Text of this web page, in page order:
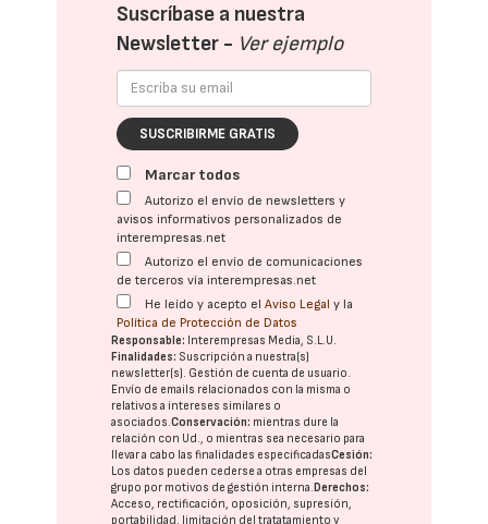
Suscríbase a nuestra
Newsletter - Ver ejemplo
SUSCRIBIRME GRATIS
Marcar todos
Autorizo el envío de newsletters y
avisos informativos personalizados de
interempresas.net
Autorizo el envío de comunicaciones
de terceros vía interempresas.net
He leído y acepto elAviso Legal y la
Política de Protección de Datos
Responsable: Interempresas Media, S.L.U.
Finalidades: Suscripción a nuestra(s)
newsletter(s). Gestión de cuenta de usuario.
Envío de emails relacionados con la misma o
relativos a intereses similares o
asociados.Conservación: mientras dure la
relación con Ud., o mientras sea necesario para
llevar a cabo las finalidades especificadasCesión:
Los datos pueden cederse a otras empresas del
grupo por motivos de gestión interna.Derechos:
Acceso, rectificación, oposición, supresión,
portabilidad, limitación del tratatamiento y